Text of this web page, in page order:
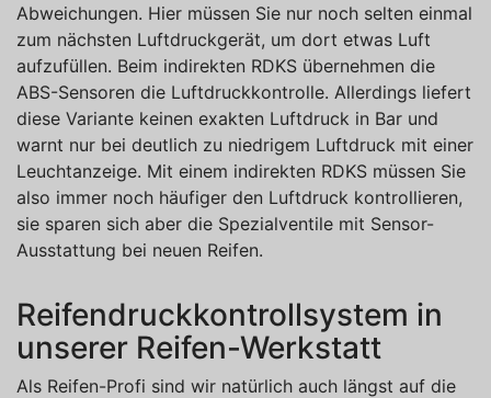
Abweichungen. Hier müssen Sie nur noch selten einmal
zum nächsten Luftdruckgerät, um dort etwas Luft
aufzufüllen. Beim indirekten RDKS übernehmen die
ABS-Sensoren die Luftdruckkontrolle. Allerdings liefert
diese Variante keinen exakten Luftdruck in Bar und
warnt nur bei deutlich zu niedrigem Luftdruck mit einer
Leuchtanzeige. Mit einem indirekten RDKS müssen Sie
also immer noch häufiger den Luftdruck kontrollieren,
sie sparen sich aber die Spezialventile mit Sensor-
Ausstattung bei neuen Reifen.
Reifendruckkontrollsystem in
unserer Reifen-Werkstatt
Als Reifen-Profi sind wir natürlich auch längst auf die